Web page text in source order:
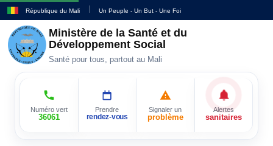
République du Mali Un Peuple - Un But - Une Foi
Ministère de la Santé et du
Développement Social
Santé pour tous, partout au Mali
Numéro vert
36061
Prendre
rendez-vous
Signaler un
problème
Alertes
sanitaires